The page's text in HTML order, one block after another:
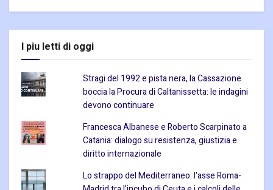
I piu letti di oggi
Stragi del 1992 e pista nera, la Cassazione
boccia la Procura di Caltanissetta: le indagini
devono continuare
Francesca Albanese e Roberto Scarpinato a
Catania: dialogo su resistenza, giustizia e
diritto internazionale
Lo strappo del Mediterraneo: l'asse Roma-